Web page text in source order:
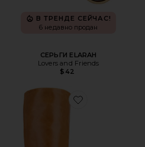
В ТРЕНДЕ СЕЙЧАС!
6 недавно продан
СЕРЬГИ ELARAH
Lovers and Friends
$42
Favorite САПОГИ IZIA